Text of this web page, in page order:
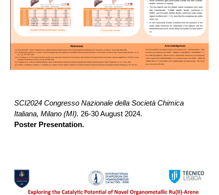
SCI2024 Congresso Nazionale della Società Chimica
Italiana, Milano (MI).26-30 August 2024.
Poster Presentation.